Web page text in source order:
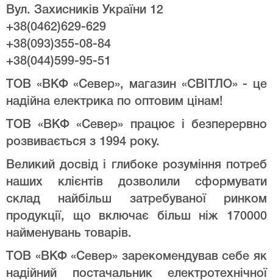
Вул. Захисників України 12
+38(0462)629-629
+38(093)355-08-84
+38(044)599-95-51
ТОВ «ВКФ «Север», магазин «СВІТЛО» - це
надійна електрика по оптовим цінам!
ТОВ «ВКФ «Север» працює і безперервно
розвивається з 1994 року.
Великий досвід і глибоке розуміння потреб
наших клієнтів дозволили сформувати
склад найбільш затребуваної ринком
продукції, що включає більш ніж 170000
найменувань товарів.
ТОВ «ВКФ «Север» зарекомендував себе як
надійний постачальник електротехнічної